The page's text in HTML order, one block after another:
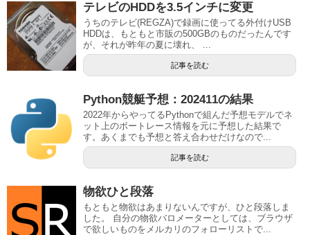
テレビのHDDを3.5インチに変更
うちのテレビ(REGZA)で録画に使ってる外付けUSB
HDDは、もともと市販の500GBのものだったんです
が、それが昨年の夏に壊れ、 ...
記事を読む
Python競艇予想：202411の結果
2022年からやってるPythonで組んだ予想モデルでネ
ット上のボートレース情報を元に予想した結果で
す。あくまでも予想と答え合わせだけなので...
記事を読む
物欲ひと段落
もともと物欲はあまりないんですが、ひと段落しま
した。 自分の物欲バロメーターとしては、ブラウザ
で欲しいものをメルカリのフォローリストで...